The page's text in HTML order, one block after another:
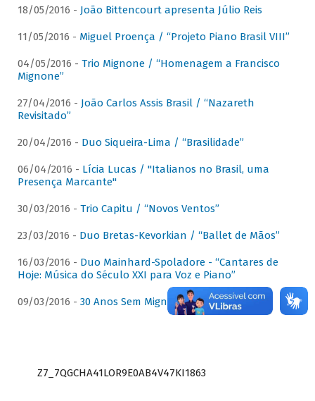
18/05/2016 - João Bittencourt apresenta Júlio Reis
11/05/2016 - Miguel Proença / “Projeto Piano Brasil VIII”
04/05/2016 - Trio Mignone / “Homenagem a Francisco
Mignone”
27/04/2016 - João Carlos Assis Brasil / “Nazareth
Revisitado”
20/04/2016 - Duo Siqueira-Lima / “Brasilidade”
06/04/2016 - Lícia Lucas / "Italianos no Brasil, uma
Presença Marcante"
30/03/2016 - Trio Capitu / “Novos Ventos”
23/03/2016 - Duo Bretas-Kevorkian / “Ballet de Mãos”
16/03/2016 - Duo Mainhard-Spoladore - “Cantares de
Hoje: Música do Século XXI para Voz e Piano”
09/03/2016 - 30 Anos Sem Mignone
Z7_7QGCHA41LOR9E0AB4V47KI1863